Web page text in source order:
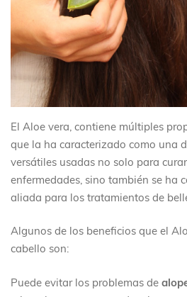
El Aloe vera, contiene múltiples
que la ha caracterizado como una
versátiles usadas no solo para
enfermedades, sino también se ha
aliada para los tratamientos de
Algunos de los beneficios que el
cabello son:
Puede evitar los problemas de